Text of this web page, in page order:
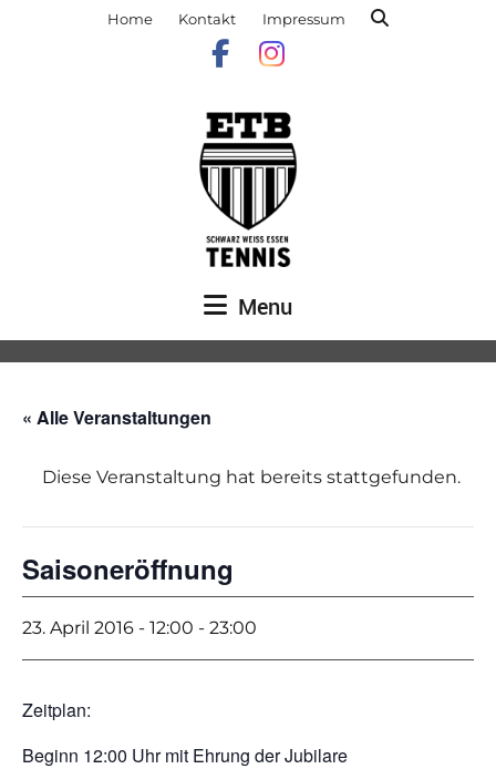
Home Kontakt Impressum
Menu
« Alle Veranstaltungen
Diese Veranstaltung hat bereits stattgefunden.
Saisoneröffnung
23. April 2016 - 12:00 - 23:00
Zeitplan:
Beginn 12:00 Uhr mit Ehrung der Jubilare